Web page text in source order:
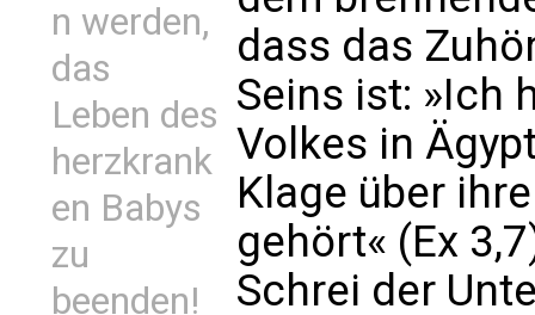
n werden,
das
Leben des
herzkrank
en Babys
zu
beenden!
dass das
Seins ist: »Ich
Volkes in
Klage über
gehört« (Ex
Schrei der